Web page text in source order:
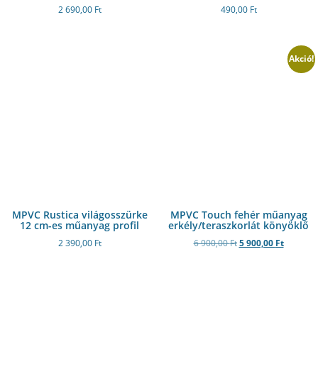
2 690,00 Ft 490,00 Ft
MPVC Rustica világosszürke
12 cm-es műanyag profil
2 390,00 Ft
Akció!
MPVC Touch fehér műanyag
erkély/teraszkorlát könyöklő
6 900,00Ft 5 900,00 Ft